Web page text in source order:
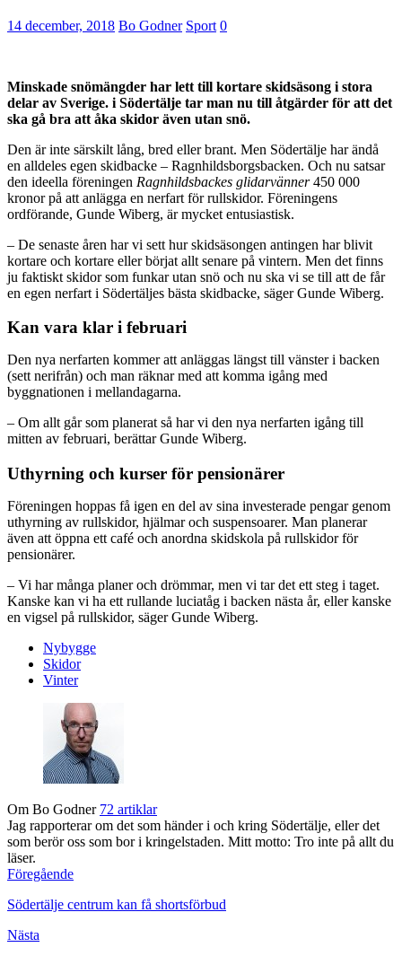
14 december, 2018 Bo Godner Sport 0
Minskade snömängder har lett till kortare skidsäsong i stora
delar av Sverige. i Södertälje tar man nu till åtgärder för att det
ska gå bra att åka skidor även utan snö.
Den är inte särskilt lång, bred eller brant. Men Södertälje har ändå
en alldeles egen skidbacke – Ragnhildsborgsbacken. Och nu satsar
den ideella föreningen Ragnhildsbackes glidarvänner450 000
kronor på att anlägga en nerfart för rullskidor. Föreningens
ordförande, Gunde Wiberg, är mycket entusiastisk.
– De senaste åren har vi sett hur skidsäsongen antingen har blivit
kortare och kortare eller börjat allt senare på vintern. Men det finns
ju faktiskt skidor som funkar utan snö och nu ska vi se till att de får
en egen nerfart i Södertäljes bästa skidbacke, säger Gunde Wiberg.
Kan vara klar i februari
Den nya nerfarten kommer att anläggas längst till vänster i backen
(sett nerifrån) och man räknar med att komma igång med
byggnationen i mellandagarna.
– Om allt går som planerat så har vi den nya nerfarten igång till
mitten av februari, berättar Gunde Wiberg.
Uthyrning och kurser för pensionärer
Föreningen hoppas få igen en del av sina investerade pengar genom
uthyrning av rullskidor, hjälmar och suspensoarer. Man planerar
även att öppna ett café och anordna skidskola på rullskidor för
pensionärer.
– Vi har många planer och drömmar, men vi tar det ett steg i taget.
Kanske kan vi ha ett rullande luciatåg i backen nästa år, eller kanske
en vigsel på rullskidor, säger Gunde Wiberg.
Nybygge
Skidor
Vinter
Om Bo Godner 72 artiklar
Jag rapporterar om det som händer i och kring Södertälje, eller det
som berör oss som bor i kringelstaden. Mitt motto: Tro inte på allt du
läser.
Föregående
Södertälje centrum kan få shortsförbud
Nästa